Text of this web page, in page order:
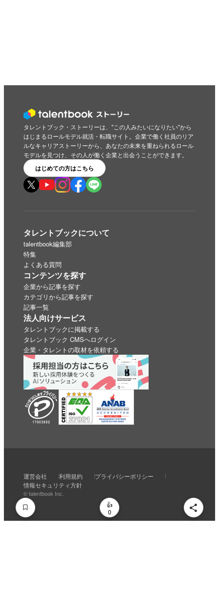
0
0 0 0 0 0
タレントブック・ストーリーは、"この人みたいになりたい"から
はじまるロールモデル就活・転職サイト。企業で働く社員のリア
ルなキャリアストーリーから、あなたの未来を重ねられるロール
モデルを見つけ、その人が働く企業と出会うことができます。
はじめての方はこちら
タレントブックについて
talentbook編集部
特集
よくある質問
コンテンツを探す
企業から記事を探す
カテゴリから記事を探す
記事一覧
法人向けサービス
タレントブックに掲載する
タレントブック CMSへログイン
企業・タレントの取材を依頼する
運営会社 利用規約
プライバシーポリシー
情報セキュリティ方針
© talentbook Inc.